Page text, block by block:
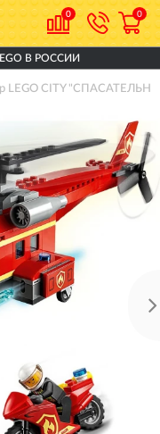
0 0
В РОССИИ
LEGO CITY